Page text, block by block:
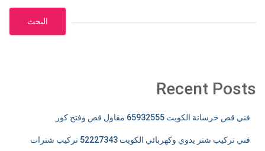
البحث
Recent Posts
فني قص خرسانة الكويت 65932555 مقاول قص وفتح كور
فني تركيب شتر يدوي وكهربائي الكويت 52227343 تركيب شترات